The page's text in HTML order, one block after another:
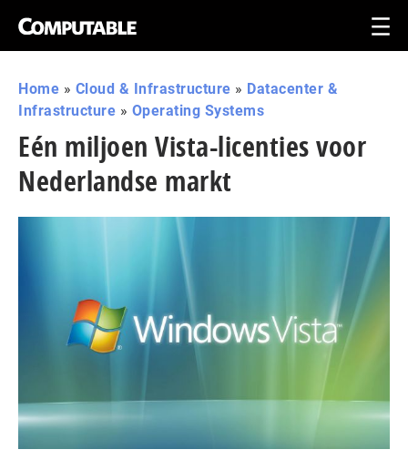
Home » Cloud & Infrastructure » Datacenter &
Infrastructure » Operating Systems
Eén miljoen Vista-licenties voor
Nederlandse markt